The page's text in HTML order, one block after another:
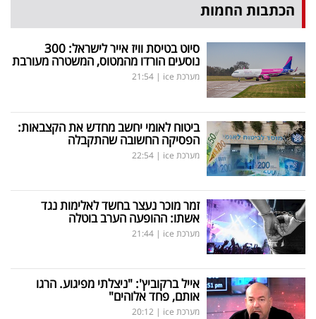
הכתבות החמות
סיוט בטיסת וויז אייר לישראל: 300
נוסעים הורדו מהמטוס, המשטרה מעורבת
מערכת ice |
21:54
ביטוח לאומי יחשב מחדש את הקצבאות:
הפסיקה החשובה שהתקבלה
מערכת ice |
22:54
זמר מוכר נעצר בחשד לאלימות נגד
אשתו: ההופעה הערב בוטלה
מערכת ice |
21:44
אייל ברקוביץ': "ניצלתי מפיגוע. הרגו
אותם, פחד אלוהים"
מערכת ice |
20:12